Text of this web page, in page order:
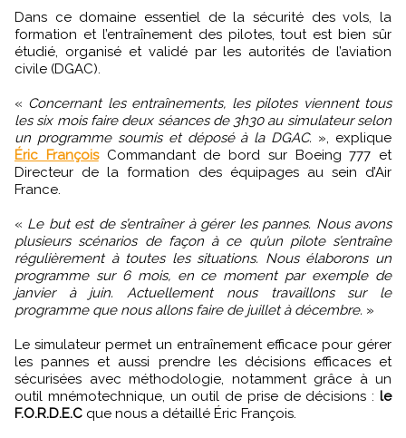
Dans ce domaine essentiel de la sécurité des vols, la
formation et l’entraînement des pilotes, tout est bien sûr
étudié, organisé et validé par les autorités de l’aviation
civile (DGAC).
« Concernant les entraînements, les pilotes viennent tous
les six mois faire deux séances de 3h30 au simulateur selon
un programme soumis et déposé à la DGAC. », explique
Éric FrançoisCommandant de bord sur Boeing 777 et
Directeur de la formation des équipages au sein d’Air
France.
« Le but est de s’entraîner à gérer les pannes. Nous avons
plusieurs scénarios de façon à ce qu’un pilote s’entraîne
régulièrement à toutes les situations. Nous élaborons un
programme sur 6 mois, en ce moment par exemple de
janvier à juin. Actuellement nous travaillons sur le
programme que nous allons faire de juillet à décembre. »
Le simulateur permet un entraînement efficace pour gérer
les pannes et aussi prendre les décisions efficaces et
sécurisées avec méthodologie, notamment grâce à un
outil mnémotechnique, un outil de prise de décisions : le
F.O.R.D.E.C que nous a détaillé Éric François.